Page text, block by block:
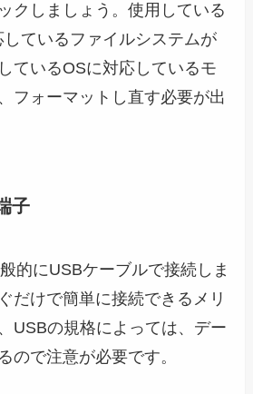
クしましょう。使用している
ているファイルシステムが
ているOSに対応しているモ
フォーマットし直す必要が出
子
的にUSBケーブルで接続しま
だけで簡単に接続できるメリ
USBの規格によっては、デー
ので注意が必要です。